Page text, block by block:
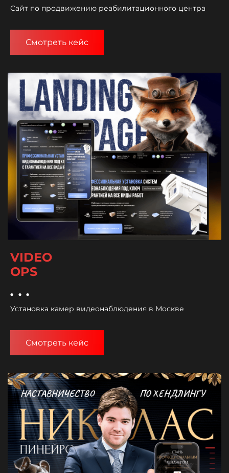
Сайт по продвижению реабилитационного центра
Смотреть кейс
VIDEO
OPS
...
Установка камер видеонаблюдения в Москве
Смотреть кейс